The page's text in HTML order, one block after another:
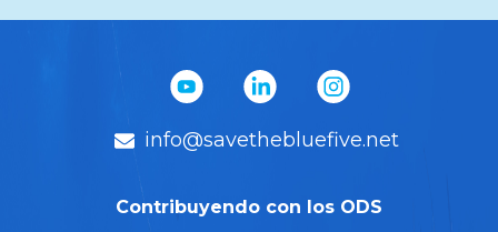
info@savethebluefive.net
Contribuyendo con los ODS